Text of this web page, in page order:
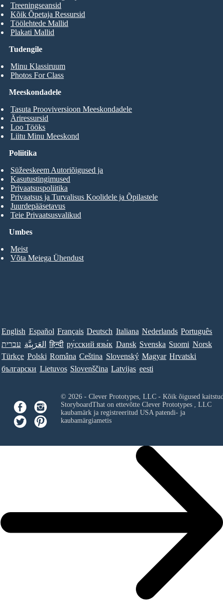
Tudengile
Minu Klassiruum
Photos For Class
Treeningseansid
Kõik Õpetaja Ressursid
Töölehtede Mallid
Plakati Mallid
Meeskondadele
Tasuta Prooviversioon Meeskondadele
Äriressursid
Loo Tööks
Liitu Minu Meeskond
Umbes
Meist
Võta Meiega Ühendust
Poliitika
Süžeeskeem Autoriõigused ja
Kasutustingimused
Privaatsuspoliitika
Privaatsus ja Turvalisus Koolidele ja Õpilastele
Juurdepääsetavus
Teie Privaatsusvalikud
English Español Français Deutsch Italiana Nederlands Português
עברית العَرَبِيَّة हिन्दी ру́сский язы́к Dansk Svenska Suomi Norsk
Türkçe Polski Româna Ceština Slovenský Magyar Hrvatski
български Lietuvos Slovenščina Latvijas eesti
© 2026 - Clever Prototypes, LLC - Kõik õigused
StoryboardThat on ettevõtte Clever Prototypes , LLC
kaubamärk ja registreeritud USA patendi- ja
kaubamärgiametis